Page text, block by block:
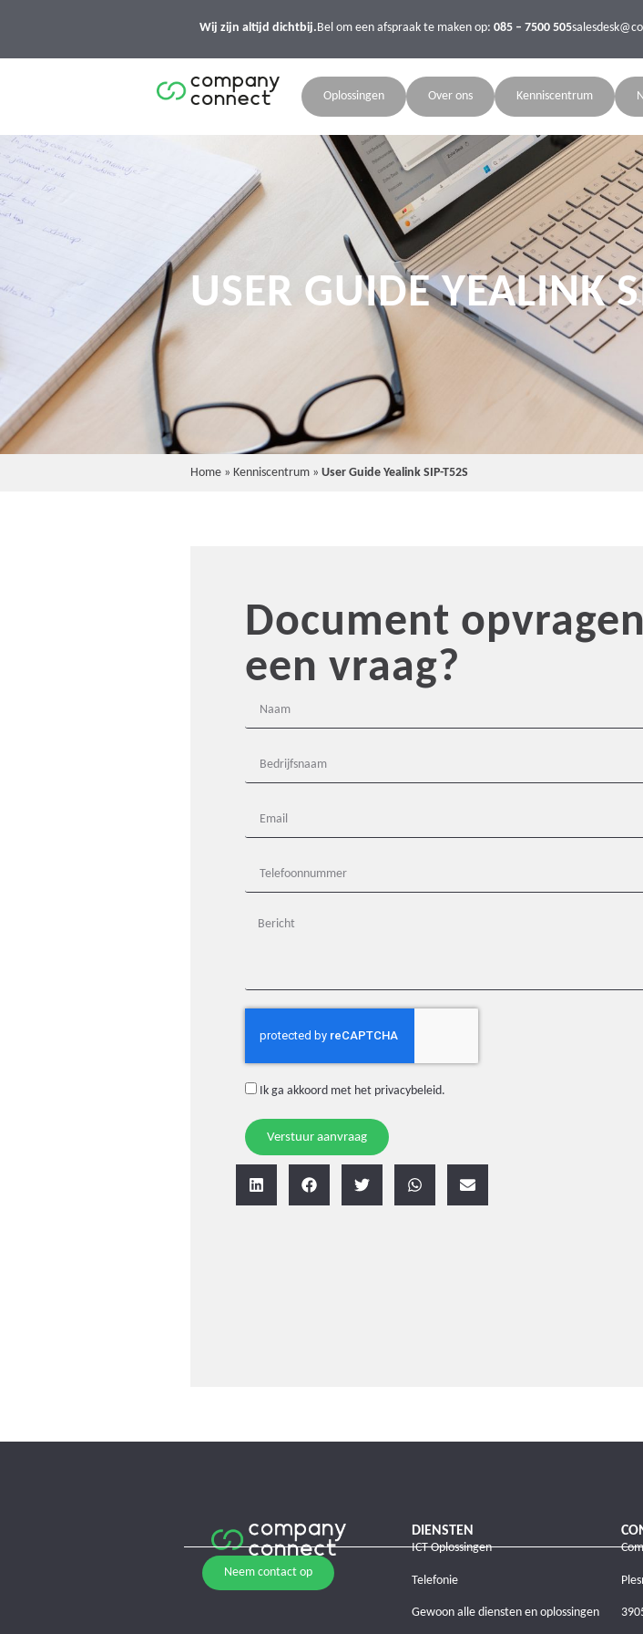
Wij zijn altijd dichtbij.Bel om een afspraak te maken op: 085 – 7500 505
Oplossingen Over ons Kenniscentrum
USER GUIDE YEALINK
Home» Kenniscentrum» User Guide Yealink SIP-T52S
Document
een vraag?
Ik ga akkoord met het privacybeleid.
Verstuur aanvraag
Neem contact op
DIENSTEN
ICT Oplossingen
Telefonie
Gewoon alle diensten en oplossingen